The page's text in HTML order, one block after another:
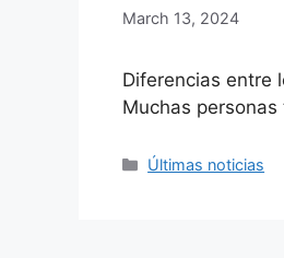
March 13, 2024
Diferencias entre
Muchas
Categories
Últimas noticias